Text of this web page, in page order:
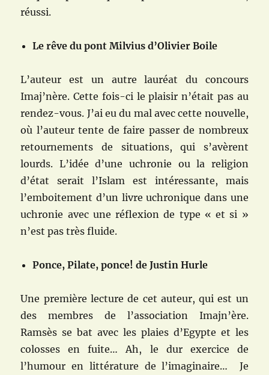
réussi.
Le rêve du pont Milvius d’Olivier Boile
L’auteur est un autre lauréat du concours
Imaj’nère. Cette fois-ci le plaisir n’était pas au
rendez-vous. J’ai eu du mal avec cette nouvelle,
où l’auteur tente de faire passer de nombreux
retournements de situations, qui s’avèrent
lourds. L’idée d’une uchronie ou la religion
d’état serait l’Islam est intéressante, mais
l’emboitement d’un livre uchronique dans une
uchronie avec une réflexion de type « et si »
n’est pas très fluide.
Ponce, Pilate, ponce! de Justin Hurle
Une première lecture de cet auteur, qui est un
des membres de l’association Imajn’ère.
Ramsès se bat avec les plaies d’Egypte et les
colosses en fuite… Ah, le dur exercice de
l’humour en littérature de l’imaginaire… Je